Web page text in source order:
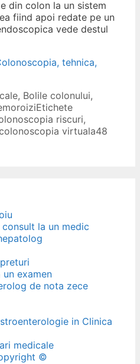
din colon la un sistem
fiind apoi redate pe un
vede destul
tehnica,
, Bolile colonului,
Etichete
riscuri,
virtuala48
la un medic
examen
de nota zece
in Clinica
medicale
©